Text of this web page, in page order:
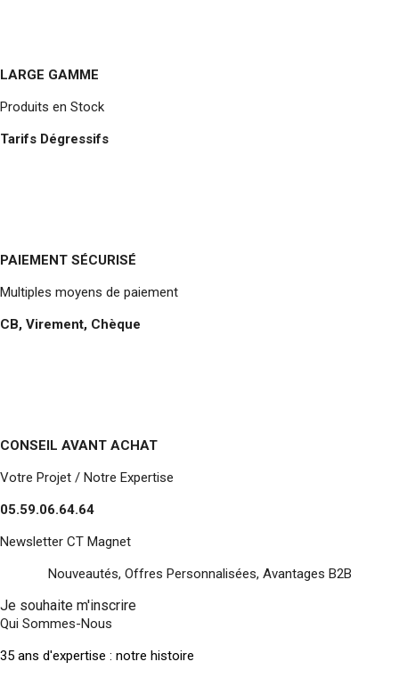
LARGE GAMME
Produits en Stock
Tarifs Dégressifs
PAIEMENT SÉCURISÉ
Multiples moyens de paiement
CB, Virement, Chèque
CONSEIL AVANT ACHAT
Votre Projet / Notre Expertise
05.59.06.64.64
Newsletter CT Magnet
Nouveautés, Offres Personnalisées, Avantages B2B
Je souhaite m'inscrire
Qui Sommes-Nous
35 ans d'expertise : notre histoire